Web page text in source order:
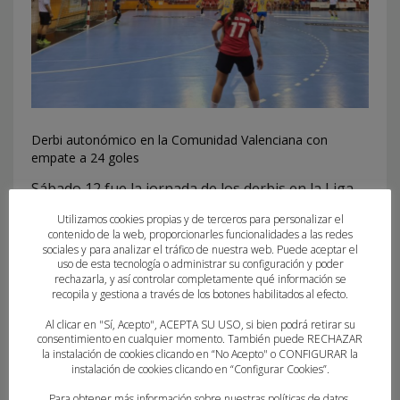
Derbi autonómico en la Comunidad Valenciana con
empate a 24 goles
Sábado 12 fue la jornada de los derbis en la Liga
Sacyr ASOBAL y como no podía ser de otra forma,
el pabellón Internucleos de Puerto Sagunto, como
ya hizo el pasado 15 de agosto, acogió el
Fertiberia Puerto Sagunto vs. Bm Servigroup
plantillas confeccionadas durante el verano para
esta primera toma de contacto. Después de todo
el partido ir dominando los hombres de Fernando
Utilizamos cookies propias y de terceros para personalizar el
contenido de la web, proporcionarles funcionalidades a las redes
sociales y para analizar el tráfico de nuestra web. Puede aceptar el
uso de esta tecnología o administrar su configuración y poder
rechazarla, y así controlar completamente qué información se
recopila y gestiona a través de los botones habilitados al efecto.
Al clicar en "Sí, Acepto", ACEPTA SU USO, si bien podrá retirar su
consentimiento en cualquier momento. También puede RECHAZAR
la instalación de cookies clicando en “No Acepto" o CONFIGURAR la
instalación de cookies clicando en “Configurar Cookies”.